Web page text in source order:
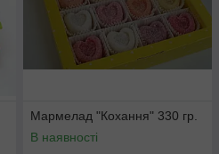
Мармелад "Кохання" 330 гр.
В наявності